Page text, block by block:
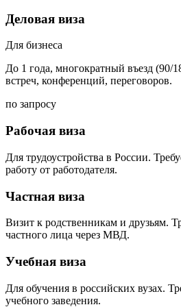
Деловая виза
Для бизнеса
До 1 года, многократный въезд (90/
встреч, конференций, переговоров.
по запросу
Рабочая виза
Для трудоустройства в России.
работу от работодателя.
Частная виза
Визит к родственникам и друзьям.
частного лица через МВД.
Учебная виза
Для обучения в российских вузах.
учебного заведения.